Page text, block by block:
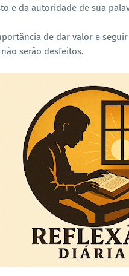
e da autoridade de sua
de dar valor e
serão desfeitos.